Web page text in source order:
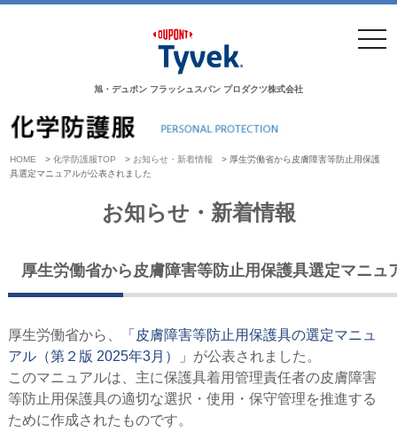
旭・デュポン フラッシュスパン プロダクツ株式会社
HOME > 化学防護服TOP > お知らせ・新着情報 > 厚生労働省から皮膚障害等防止用保護
具選定マニュアルが公表されました
お知らせ・新着情報
厚生労働省から皮膚障害等防止用保護具選定マニュ
厚生労働省から、
「皮膚障害等防止用保護具の選定マニュ
アル（第２版 2025年3月）」 が公表されました。
このマニュアルは、主に保護具着用管理責任者の皮膚障害
等防止用保護具の適切な選択・使用・保守管理を推進する
ために作成されたものです。